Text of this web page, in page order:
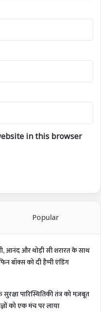
in this browser
Popular
आनंद और थोड़ी सी शरारत के साथ
बॉक्स को दी हैप्पी एंडिंग
पारिस्थितिकी तंत्र को मज़बूत
को एक मंच पर लाया